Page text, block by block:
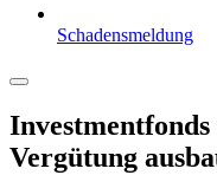
Schadensmeldung
Vergütung